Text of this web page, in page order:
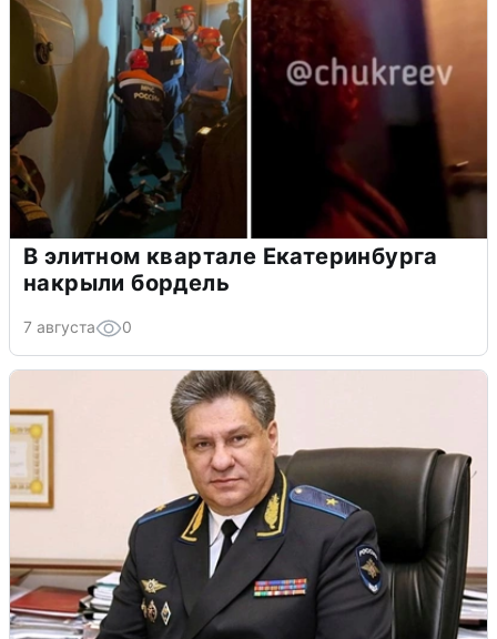
В элитном квартале Екатеринбурга
накрыли бордель
7 августа 0